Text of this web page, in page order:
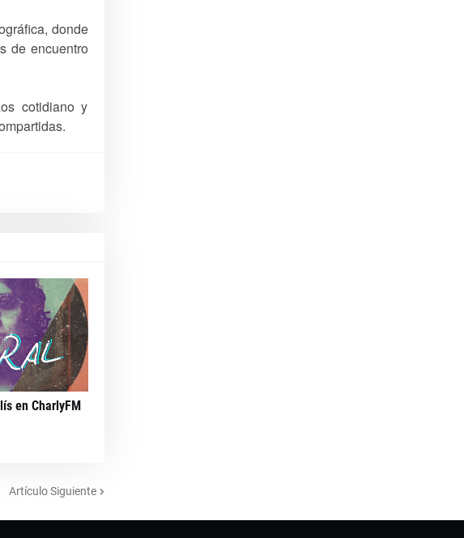
donde
de encuentro
cotidiano y
en CharlyFM
Artículo Siguiente